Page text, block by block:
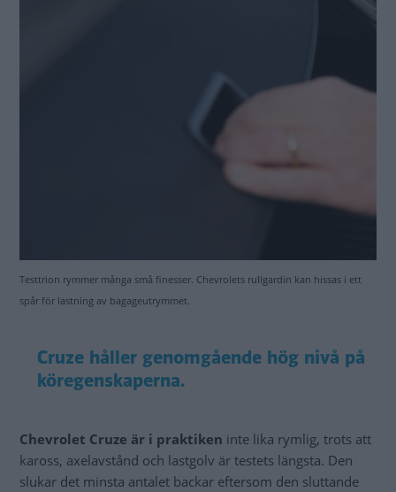
Testtrion rymmer många små finesser. Chevrolets rullgardin kan hissas i ett
spår för lastning av bagageutrymmet.
Cruze håller genomgående hög nivå på
köregenskaperna.
Chevrolet Cruze är i praktiken inte lika rymlig, trots att
kaross, axelavstånd och lastgolv är testets längsta. Den
slukar det minsta antalet backar eftersom den sluttande